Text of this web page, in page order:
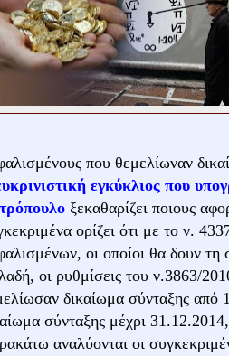
που θεμελίωναν
εγκύκλιος που
ξεκαθαρίζει ποιους
ορίζει ότι με το ν.
οι οποίοι θα δουν τη
οι ρυθμίσεις του ν.3863/
δικαίωμα σύνταξης
σύνταξης μέχρι
αναλύονται οι